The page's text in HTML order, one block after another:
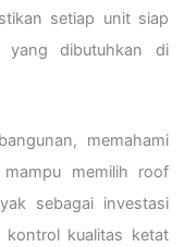
setiap unit siap
yang dibutuhkan di
memahami
memilih roof
sebagai investasi
kontrol kualitas ketat